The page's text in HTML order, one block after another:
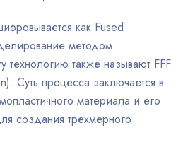
как Fused
методом
технологию также называют FFF
Суть процесса заключается в
материала и его
создания трехмерного